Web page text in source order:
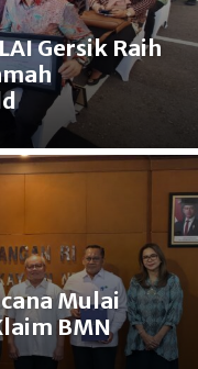
Gersik Raih
Mulai
BMN